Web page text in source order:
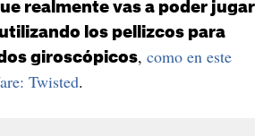
realmente vas a poder jugar
los pellizcos para
giroscópicos, como en este
Twisted.